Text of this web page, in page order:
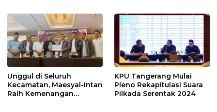
Unggul di Seluruh
Kecamatan, Maesyal-Intan
Raih Kemenangan
KPU Tangerang Mulai
Pleno Rekapitulasi Suara
Pilkada Serentak 2024